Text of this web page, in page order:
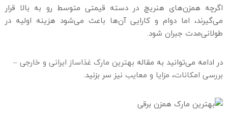
اگرچه همزن‌های هنریچ در دسته قیمتی متوسط رو به بالا قرار
می‌گیرند، اما دوام و کارایی آن‌ها باعث می‌شود هزینه اولیه در
طولانی‌مدت جبران شود.
در ادامه می‌توانید به مقاله بهترین مارک غذاساز ایرانی و خارجی –
بررسی امکانات، مزایا و معایب نیز سر بزنید.